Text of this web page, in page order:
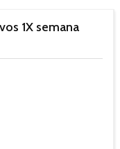
1X semana